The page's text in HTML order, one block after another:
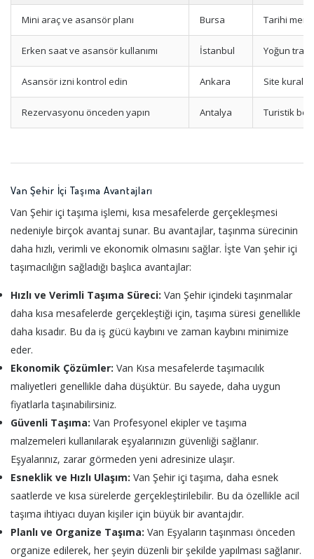
Mini araç ve asansör planı Bursa Tarihi
Erken saat ve asansör kullanımı İstanbul Yoğun
Asansör izni kontrol edin Ankara Site
Rezervasyonu önceden yapın Antalya Turistik
Van Şehir İçi Taşıma Avantajları
Van Şehir içi taşıma işlemi, kısa mesafelerde gerçekleşmesi
nedeniyle birçok avantaj sunar. Bu avantajlar, taşınma sürecinin
daha hızlı, verimli ve ekonomik olmasını sağlar. İşte Van şehir içi
taşımacılığın sağladığı başlıca avantajlar:
Hızlı ve Verimli Taşıma Süreci: Van Şehir içindeki taşınmalar
daha kısa mesafelerde gerçekleştiği için, taşıma süresi genellikle
daha kısadır. Bu da iş gücü kaybını ve zaman kaybını minimize
eder.
Ekonomik Çözümler: Van Kısa mesafelerde taşımacılık
maliyetleri genellikle daha düşüktür. Bu sayede, daha uygun
fiyatlarla taşınabilirsiniz.
Güvenli Taşıma: Van Profesyonel ekipler ve taşıma
malzemeleri kullanılarak eşyalarınızın güvenliği sağlanır.
Eşyalarınız, zarar görmeden yeni adresinize ulaşır.
Esneklik ve Hızlı Ulaşım: Van Şehir içi taşıma, daha esnek
saatlerde ve kısa sürelerde gerçekleştirilebilir. Bu da özellikle acil
taşıma ihtiyacı duyan kişiler için büyük bir avantajdır.
Planlı ve Organize Taşıma: Van Eşyaların taşınması önceden
organize edilerek, her şeyin düzenli bir şekilde yapılması sağlanır.